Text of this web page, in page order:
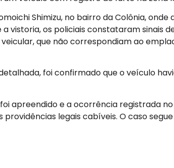
Shimizu, no bairro da Colônia, onde
vistoria, os policiais constataram sinais
que não correspondiam ao
foi confirmado que o veículo
apreendido e a ocorrência registrada no
legais cabíveis. O caso